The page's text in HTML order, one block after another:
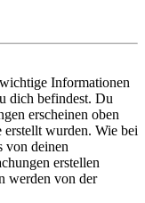
Informationen
dich befindest. Du
erscheinen oben
erstellt wurden. Wie bei
von deinen
erstellen
werden von der